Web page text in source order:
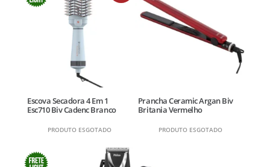
Escova Secadora 4 Em 1
Esc710 Biv Cadenc Branco
PRODUTO ESGOTADO
Prancha Ceramic Argan Biv
Britania Vermelho
PRODUTO ESGOTADO